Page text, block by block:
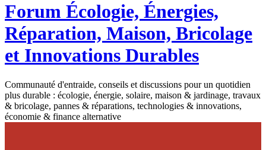
Forum Écologie, Énergies,
Réparation, Maison, Bricolage
et Innovations Durables
Communauté d'entraide, conseils et discussions pour un quotidien
plus durable : écologie, énergie, solaire, maison & jardinage, travaux
& bricolage, pannes & réparations, technologies & innovations,
économie & finance alternative